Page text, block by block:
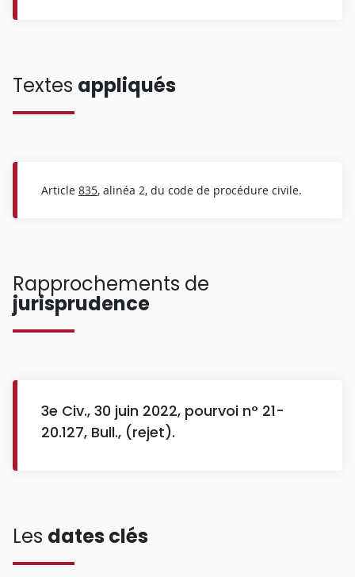
Textes appliqués
Article 835, alinéa 2, du code de procédure civile.
Rapprochements de
jurisprudence
3e Civ., 30 juin 2022, pourvoi n° 21-
20.127, Bull., (rejet).
Les dates clés